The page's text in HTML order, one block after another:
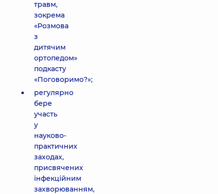
травм,
зокрема
«Розмова
з
дитячим
ортопедом»
подкасту
«Поговоримо?»;
регулярно
бере
участь
у
науково-
практичних
заходах,
присвячених
інфекційним
захворюванням,